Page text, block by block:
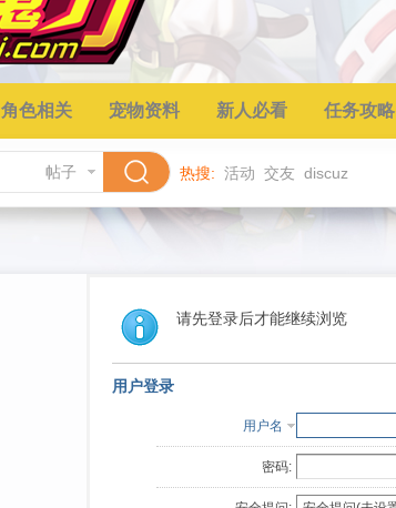
角色相关 宠物资料 新人必看 任务攻略
帖子 热搜: 活动 交友 discuz
请先登录后才能继续浏览
用户登录
用户名
密码: